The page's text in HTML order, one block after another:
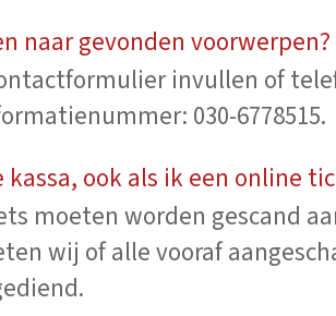
naar gevonden voorwerpen?
invullen of
030-6778515.
ook als ik een online
moeten worden gescand
wij of alle vooraf